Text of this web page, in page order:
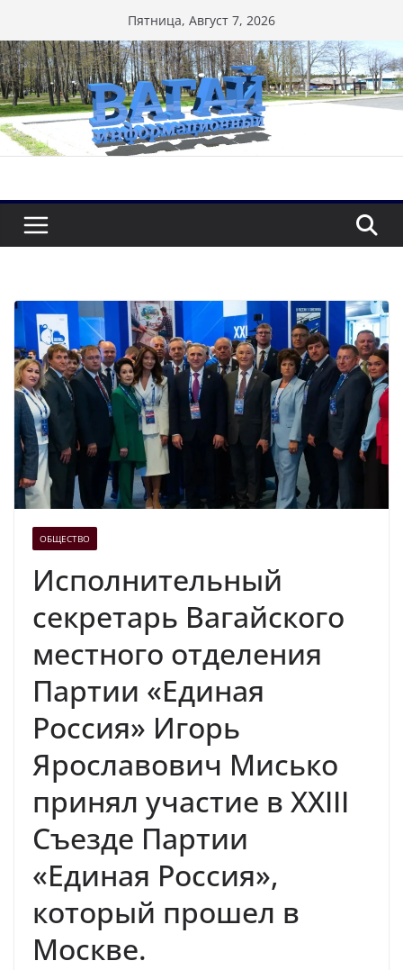
к
содержимому
Пятница, Август 7, 2026
ОБЩЕСТВО
Исполнительный
секретарь Вагайского
местного отделения
Партии «Единая
Россия» Игорь
Ярославович Мисько
принял участие в XXIII
Съезде Партии
«Единая Россия»,
который прошел в
Москве.